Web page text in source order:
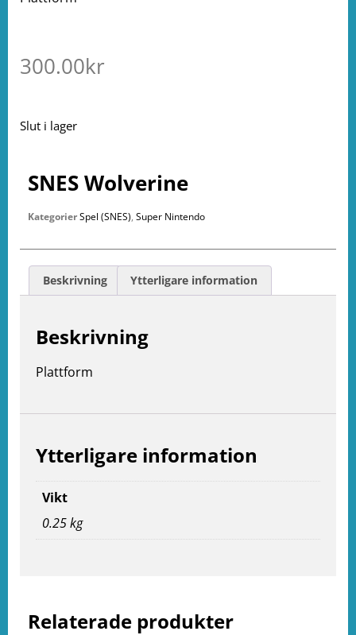
300.00kr
Slut i lager
Relaterade produkter
SNES Wolverine
KategorierSpel (SNES), Super Nintendo
Beskrivning Ytterligare information
Beskrivning
Plattform
Ytterligare information
Vikt
0.25 kg